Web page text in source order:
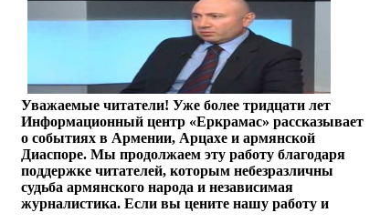
Уважаемые читатели! Уже более тридцати лет
Информационный центр «Еркрамас» рассказывает
о событиях в Армении, Арцахе и армянской
Диаспоре. Мы продолжаем эту работу благодаря
поддержке читателей, которым небезразличны
судьба армянского народа и независимая
журналистика. Если вы цените нашу работу и